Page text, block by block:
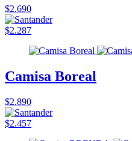
$2.690
$2.287
Camisa Boreal
$2.890
$2.457